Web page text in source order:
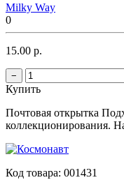
Milky Way
0
15.00 р.
−
Купить
Почтовая открытка
коллекционирования.
Код товара: 001431